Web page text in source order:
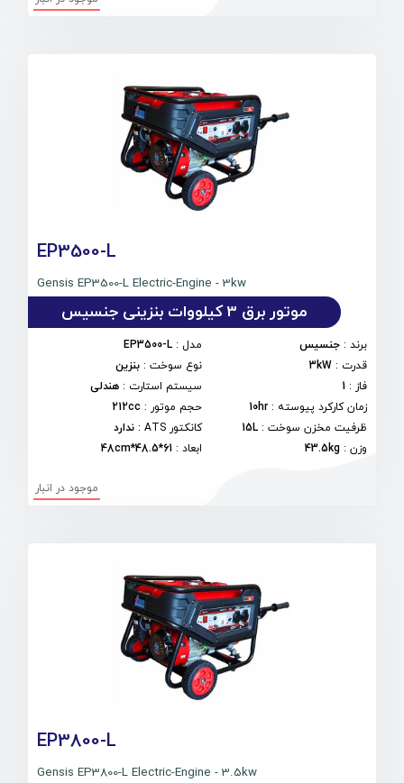
EP3500-L
Gensis EP3500-L Electric-Engine - 3kw
موتور برق 3 کیلووات بنزینی جنسیس
برند : جنسیس مدل :
EP3500-L
قدرت :
3kW نوع سوخت: بنزین
فاز :
1 سیستم استارت : هندلی
زمان کارکرد پیوسته :
10hr حجم موتور :
212cc
ظرفیت مخزن سوخت :
15L کانکتور ATS : ندارد
وزن :
43.5kg ابعاد:
61*48.5*48cm
موجود در انبار
EP3800-L
Gensis EP3800-L Electric-Engine - 3.5kw